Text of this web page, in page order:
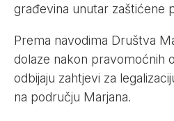
građevina unutar zaštićene
Prema navodima Društva
dolaze nakon pravomoćnih
odbijaju zahtjevi za
na području Marjana.